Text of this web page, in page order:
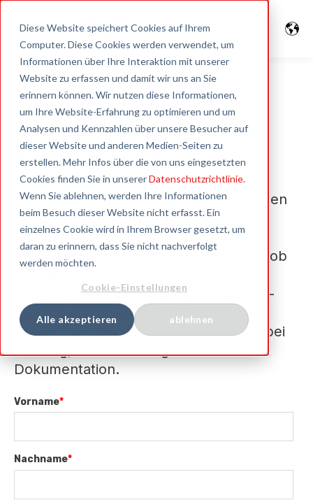
Diese Website speichert Cookies auf Ihrem
Computer. Diese Cookies werden verwendet, um
Informationen über Ihre Interaktion mit unserer
Website zu erfassen und damit wir uns an Sie
erinnern können. Wir nutzen diese Informationen,
um Ihre Website-Erfahrung zu optimieren und um
Analysen und Kennzahlen über unsere Besucher auf
dieser Website und anderen Medien-Seiten zu
erstellen. Mehr Infos über die von uns eingesetzten
Cookies finden Sie in unsererDatenschutzrichtlinie.
Wenn Sie ablehnen, werden Ihre Informationen
beim Besuch dieser Website nicht erfasst. Ein
einzelnes Cookie wird in Ihrem Browser gesetzt, um
daran zu erinnern, dass Sie nicht nachverfolgt
werden möchten.
Cookie-Einstellungen
Alle akzeptieren ablehnen
Winter-Mapping jetzt
sicher planen
Vermeiden SieProduktrisikenund stellen
Sie die Einhaltung von GDP- und GMP-
Richtlinien sicher – starten Sie Ihre
saisonale Mapping-Planung jetzt. Egal ob
Mapping-Kit nutzen oder den Rundum-
Service von unseren GxP-Experten
wählen: Wir begleiten Sie zuverlässig bei
Planung, Durchführung und
Dokumentation.
Vorname*
Nachname*